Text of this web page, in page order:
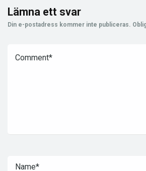
Lämna ett svar
Din e-postadress kommer inte publiceras.